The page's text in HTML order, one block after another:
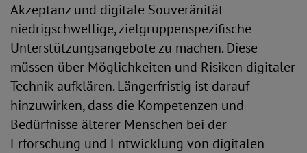
Akzeptanz und digitale Souveränität
niedrigschwellige, zielgruppenspezifische
Unterstützungsangebote zu machen. Diese
müssen über Möglichkeiten und Risiken digitaler
Technik aufklären. Längerfristig ist darauf
hinzuwirken, dass die Kompetenzen und
Bedürfnisse älterer Menschen bei der
Erforschung und Entwicklung von digitalen